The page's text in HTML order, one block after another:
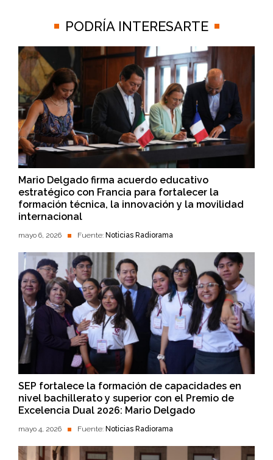
PODRÍA INTERESARTE
Mario Delgado firma acuerdo educativo
estratégico con Francia para fortalecer la
formación técnica, la innovación y la movilidad
internacional
mayo 6, 2026 Fuente: Noticias Radiorama
SEP fortalece la formación de capacidades en
nivel bachillerato y superior con el Premio de
Excelencia Dual 2026: Mario Delgado
mayo 4, 2026 Fuente: Noticias Radiorama